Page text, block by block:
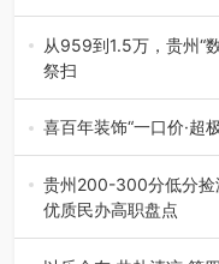
为扎实推进2026“千团
践，牢牢紧扣 “雅韵传
从959到1.5万，贵州“
祭扫
八一建军节到来之际，
市退役军人事务局联
喜百年装饰“一口价·超
2026年7月31日，喜百
会在贵阳隆重举行。…
贵州200-300分低分捡
优质民办高职盘点
在贵州省高考志愿填
的省内工科、新能源